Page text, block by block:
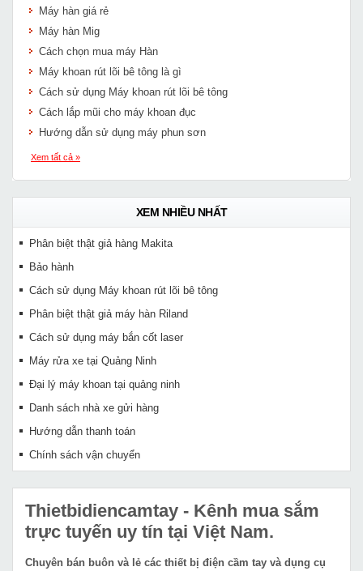
Máy hàn giá rẻ
Máy hàn Mig
Cách chọn mua máy Hàn
Máy khoan rút lõi bê tông là gì
Cách sử dụng Máy khoan rút lõi bê tông
Cách lắp mũi cho máy khoan đục
Hướng dẫn sử dụng máy phun sơn
Xem tất cả »
XEM NHIỀU NHẤT
Phân biệt thật giả hàng Makita
Bảo hành
Cách sử dụng Máy khoan rút lõi bê tông
Phân biệt thật giả máy hàn Riland
Cách sử dụng máy bắn cốt laser
Máy rửa xe tại Quảng Ninh
Đại lý máy khoan tại quảng ninh
Danh sách nhà xe gửi hàng
Hướng dẫn thanh toán
Chính sách vận chuyển
Thietbidiencamtay - Kênh mua sắm
trực tuyến uy tín tại Việt Nam.
Chuyên bán buôn và lẻ các thiết bị điện cầm tay và dụng cụ